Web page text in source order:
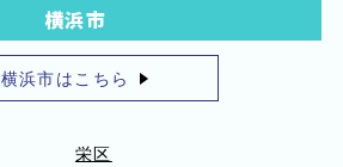
横浜市
横浜市はこちら
栄区